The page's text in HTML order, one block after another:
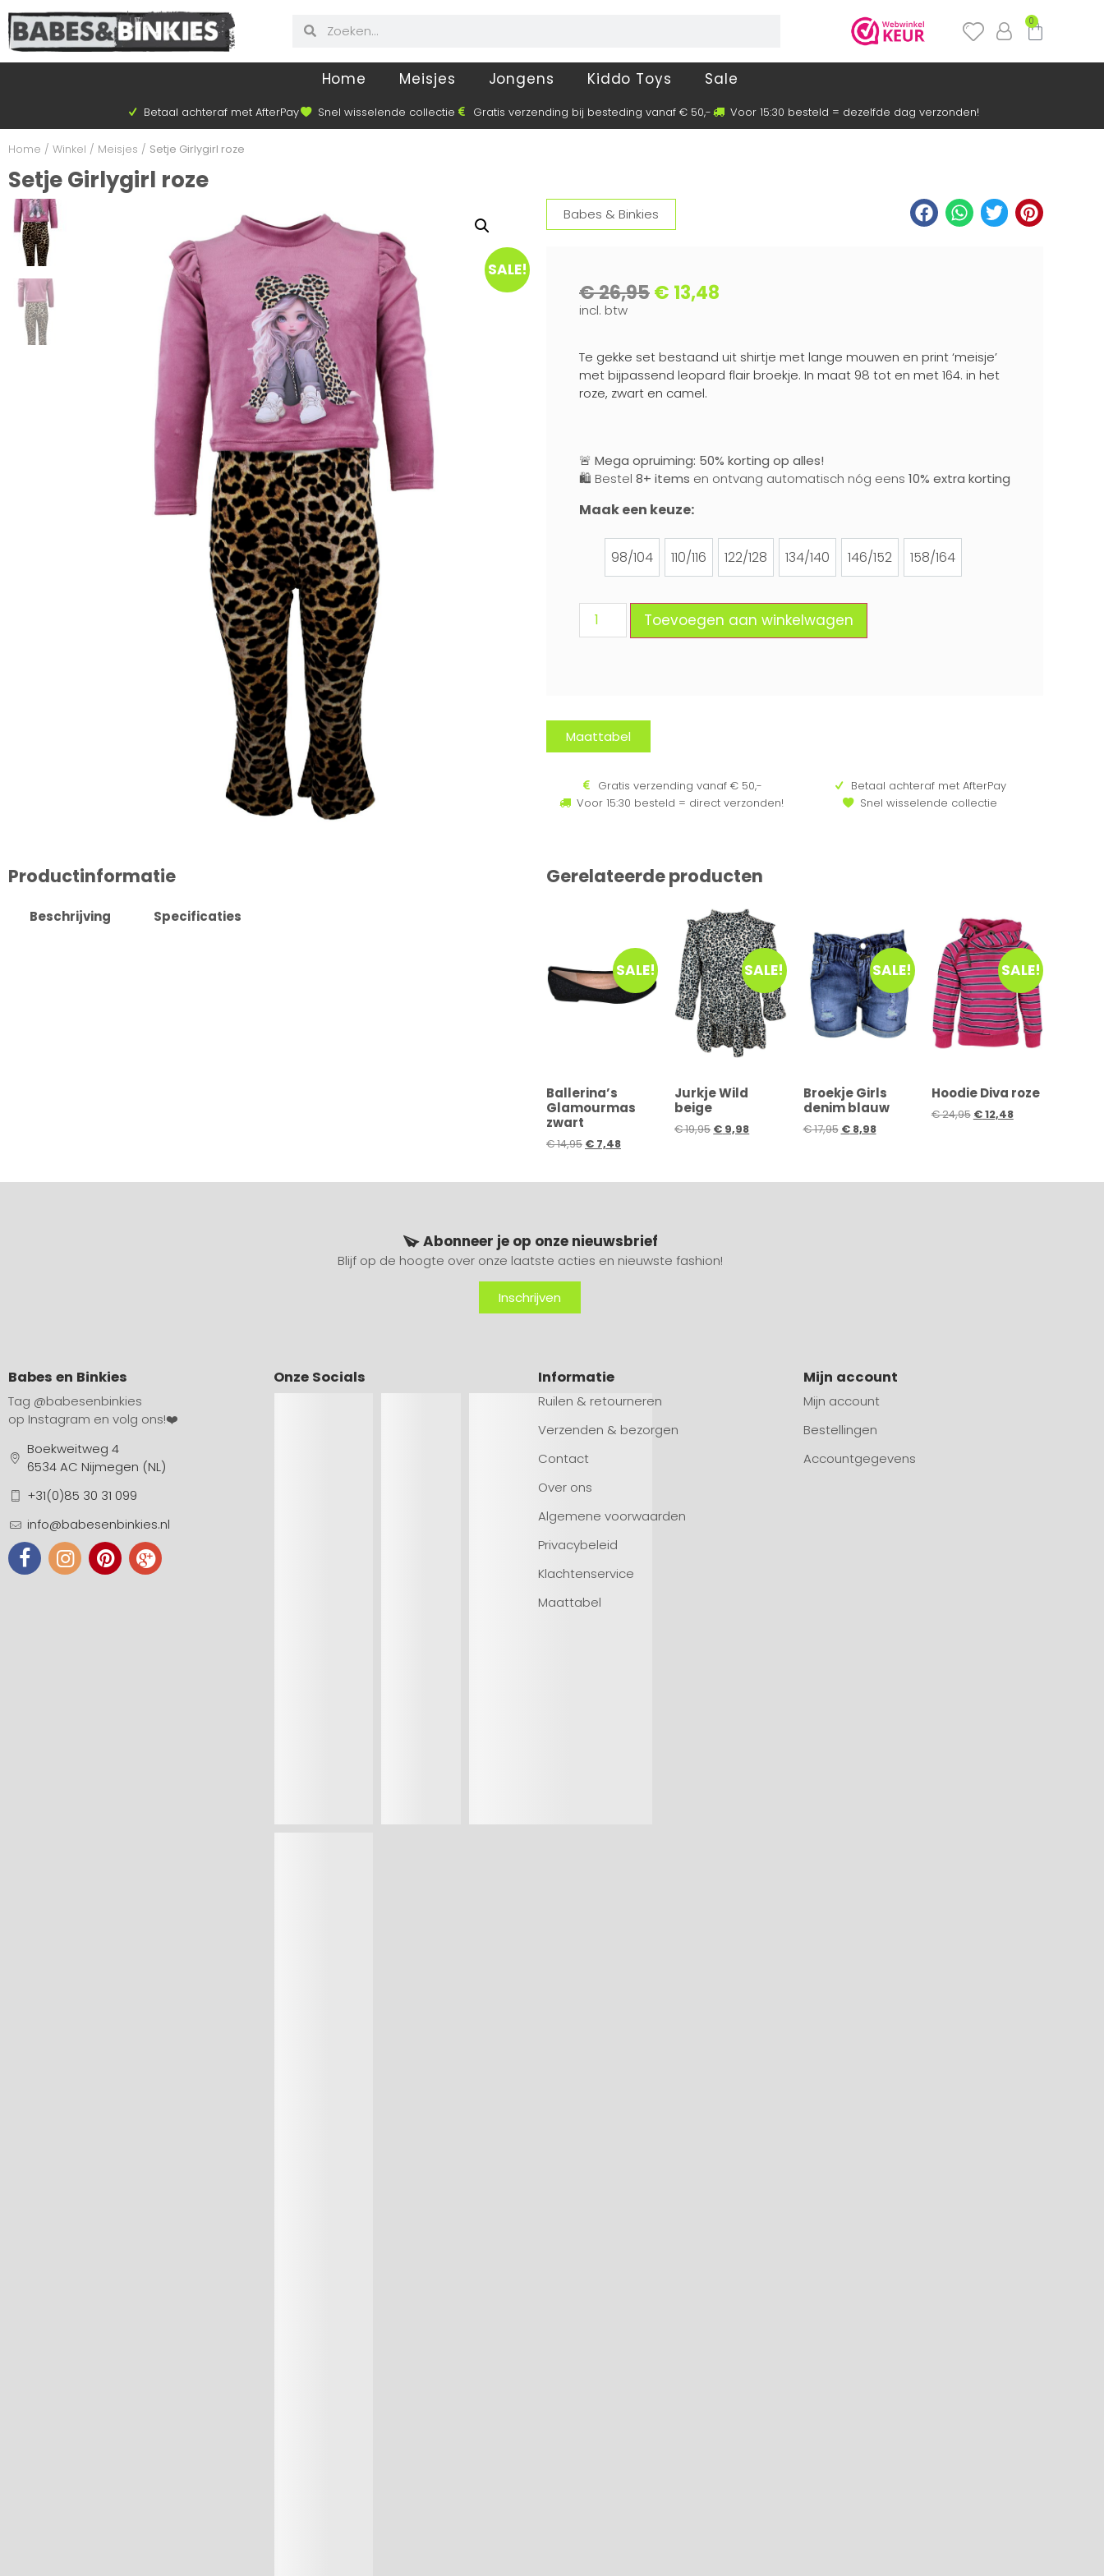
0
Home Meisjes Jongens Kiddo Toys Sale
Betaal achteraf met AfterPay Snel wisselende collectie Gratis verzending bij besteding vanaf € 50,- Voor 15:30 besteld = dezelfde dag verzonden!
Home / Winkel / Meisjes / Setje Girlygirl roze
Setje Girlygirl roze
SALE!
Babes & Binkies
€26,95€ 13,48
incl. btw
Te gekke set bestaand uit shirtje met lange mouwen en print ‘meisje’
met bijpassend leopard flair broekje. In maat 98 tot en met 164. in het
roze, zwart en camel.
🚨 Mega opruiming: 50% korting op alles!
🛍️ Bestel 8+ items en ontvang automatisch nóg eens 10% extra korting
Maak een keuze:
98/104
98/104
110/116
110/116
122/128
122/128
134/140
134/140
146/152
146/152
158/164
158/164
Toevoegen aan winkelwagen
Maattabel
Gratis verzending vanaf € 50,-
Voor 15:30 besteld = direct verzonden!
Betaal achteraf met AfterPay
Snel wisselende collectie
Productinformatie
Beschrijving Specificaties
Gerelateerde producten
SALE!
Ballerina’s
Glamourmas
zwart
€14,95 € 7,48
SALE!
Jurkje Wild
beige
€19,95 € 9,98
SALE!
Broekje Girls
denim blauw
€17,95 €8,98
SALE!
Hoodie Diva roze
€24,95 €12,48
Abonneer je op onze nieuwsbrief
Blijf op de hoogte over onze laatste acties en nieuwste fashion!
Inschrijven
Babes en Binkies
Tag @babesenbinkies
op Instagram en volg ons!❤️
Boekweitweg 4
6534 AC Nijmegen (NL)
+31(0)85 30 31 099
info@babesenbinkies.nl
Onze Socials Informatie
Ruilen & retourneren
Verzenden & bezorgen
Contact
Over ons
Algemene voorwaarden
Privacybeleid
Klachtenservice
Maattabel
Mijn account
Mijn account
Bestellingen
Accountgegevens